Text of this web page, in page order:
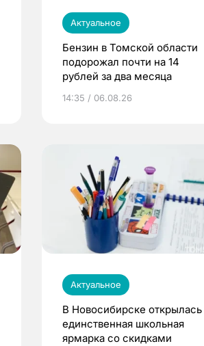
Актуальное
Бензин в Томской области
подорожал почти на 14
рублей за два месяца
14:35 / 06.08.26
Актуальное
В Новосибирске открылась
единственная школьная
ярмарка со скидками